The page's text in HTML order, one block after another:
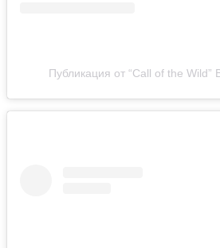
Публикация от “Call of the Wild”